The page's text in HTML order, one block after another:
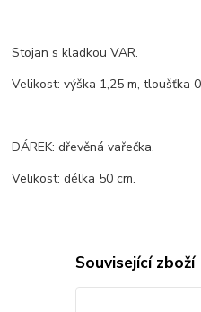
Stojan s kladkou VAR.
Velikost: výška 1,25 m, tloušťka
DÁREK: dřevěná vařečka.
Velikost: délka 50 cm.
Související zboží